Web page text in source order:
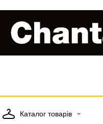
Каталог товарів